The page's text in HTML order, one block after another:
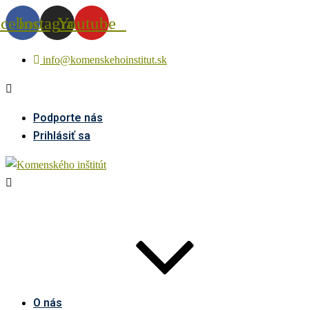
InstagramYoutube
info@komenskehoinstitut.sk
Podporte nás
Prihlásiť sa
O nás